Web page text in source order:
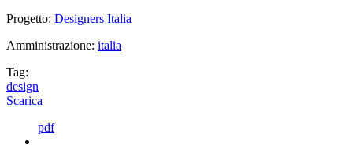
Progetto: Designers Italia
Amministrazione: italia
Tag:
design
Scarica
pdf